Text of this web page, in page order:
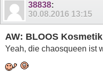
38838:
30.08.2016 13:15
AW: BLOOS Kosmetik
Yeah, die chaosqueen ist